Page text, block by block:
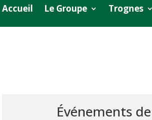
Accueil Le Groupe Trognes
Événements